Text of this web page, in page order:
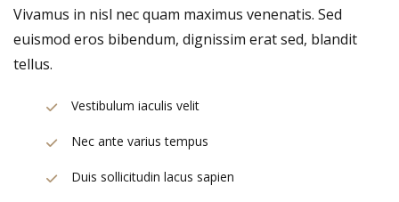
Vivamus in nisl nec quam maximus venenatis. Sed
euismod eros bibendum, dignissim erat sed, blandit
tellus.
Vestibulum iaculis velit
Nec ante varius tempus
Duis sollicitudin lacus sapien